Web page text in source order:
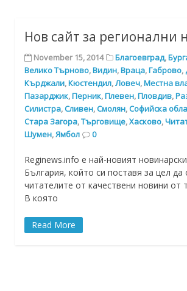
Нов сайт за регионални
November 15, 2014 Благоевград,
Велико Търново,Видин,Враца,Габрово,
Кърджали,Кюстендил,Ловеч,Местна
Пазарджик,Перник,Плевен,Пловдив,
Силистра,Сливен,Смолян,Софийска
Стара Загора,Търговище,Хасково,
Шумен,Ямбол 0
Reginews.info е най-новият
България, който си поставя за цел да
читателите от качествени новини от
В която
Read More